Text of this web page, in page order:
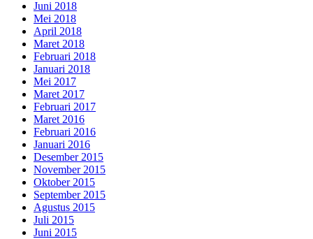
Juni 2018
Mei 2018
April 2018
Maret 2018
Februari 2018
Januari 2018
Mei 2017
Maret 2017
Februari 2017
Maret 2016
Februari 2016
Januari 2016
Desember 2015
November 2015
Oktober 2015
September 2015
Agustus 2015
Juli 2015
Juni 2015